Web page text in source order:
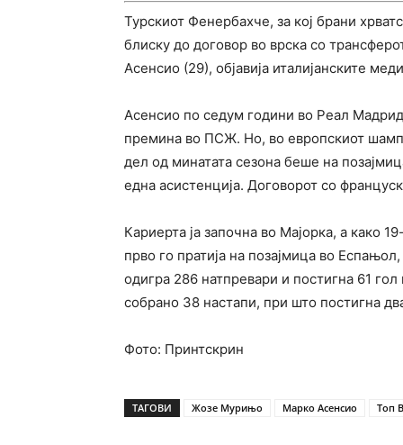
Турскиот Фенербахче, за кој брани
блиску до договор во врска со
Асенсио (29), објавија италијанските
Асенсио по седум години во Реал
премина во ПСЖ. Но, во европскиот
дел од минатата сезона беше на
една асистенција. Договорот со
Кариерта ја започна во Мајорка, а како
прво го пратија на позајмица во
одигра 286 натпревари и постигна 61
собрано 38 настапи, при што постигна
Фото: Принтскрин
ТАГОВИ Жозе Мурињо Марко Асенсио Топ